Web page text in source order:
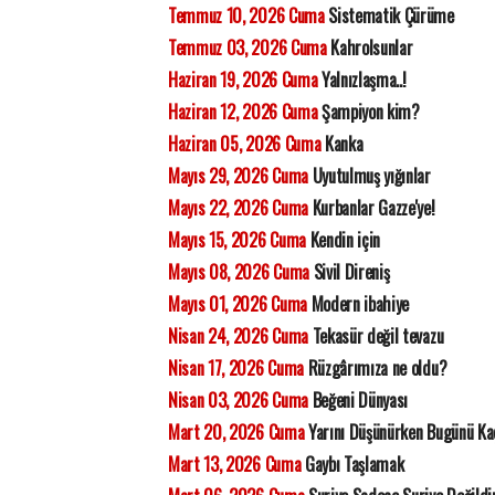
Temmuz 10, 2026 CumaSistematik Çürüme
Temmuz 03, 2026 CumaKahrolsunlar
Haziran 19, 2026 CumaYalnızlaşma..!
Haziran 12, 2026 CumaŞampiyon kim?
Haziran 05, 2026 CumaKanka
Mayıs 29, 2026 CumaUyutulmuş yığınlar
Mayıs 22, 2026 CumaKurbanlar Gazze'ye!
Mayıs 15, 2026 CumaKendin için
Mayıs 08, 2026 CumaSivil Direniş
Mayıs 01, 2026 CumaModern ibahiye
Nisan 24, 2026 CumaTekasür değil tevazu
Nisan 17, 2026 CumaRüzgârımıza ne oldu?
Nisan 03, 2026 CumaBeğeni Dünyası
Mart 20, 2026 CumaYarını Düşünürken Bugünü
Mart 13, 2026 CumaGaybı Taşlamak